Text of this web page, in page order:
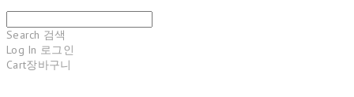
Search 검색
Log In 로그인
Cart장바구니